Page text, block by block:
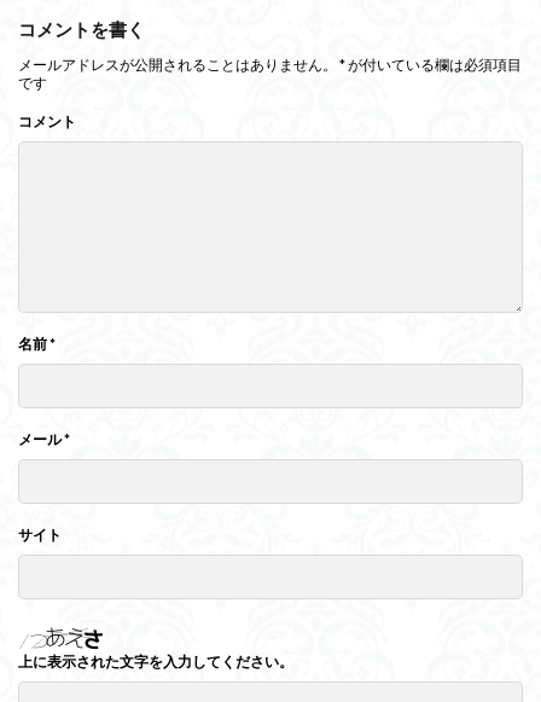
コメントを書く
メールアドレスが公開されることはありません。 *が付いている欄は必須項目
です
コメント
名前*
メール*
サイト
上に表示された文字を入力してください。